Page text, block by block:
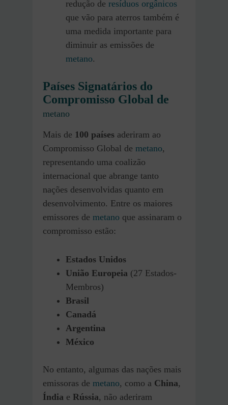
redução de resíduos orgânicos
que vão para aterros também é
uma medida importante para
diminuir as emissões de
metano.
Países Signatários do
Compromisso Global de
metano
Mais de 100 países aderiram ao
Compromisso Global de metano,
representando uma coalizão
internacional que abrange tanto
nações desenvolvidas quanto em
desenvolvimento. Entre os maiores
emissores de metano que assinaram o
compromisso estão:
Estados Unidos
União Europeia (27 Estados-
Membros)
Brasil
Canadá
Argentina
México
No entanto, algumas das nações mais
emissoras de metano, como a China,
Índia e Rússia, não aderiram